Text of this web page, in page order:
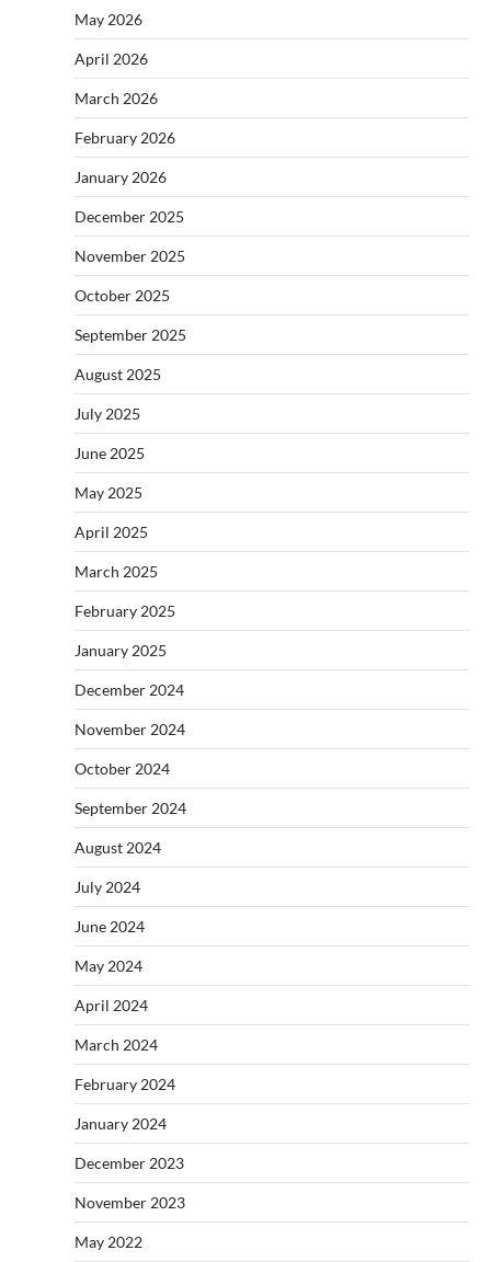
May 2026
April 2026
March 2026
February 2026
January 2026
December 2025
November 2025
October 2025
September 2025
August 2025
July 2025
June 2025
May 2025
April 2025
March 2025
February 2025
January 2025
December 2024
November 2024
October 2024
September 2024
August 2024
July 2024
June 2024
May 2024
April 2024
March 2024
February 2024
January 2024
December 2023
November 2023
May 2022